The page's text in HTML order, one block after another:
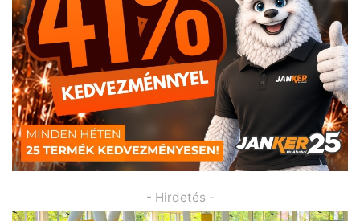
- Hirdetés -